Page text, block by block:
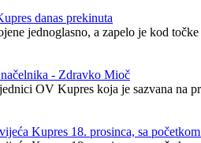
danas prekinuta
jednoglasno, a zapelo je kod
- Zdravko Mioč
OV Kupres koja je sazvana na
Kupres 18. prosinca, sa